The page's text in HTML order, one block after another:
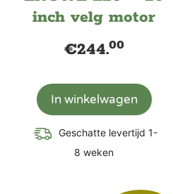
inch velg motor
€244.00
In winkelwagen
Geschatte levertijd 1-
8 weken